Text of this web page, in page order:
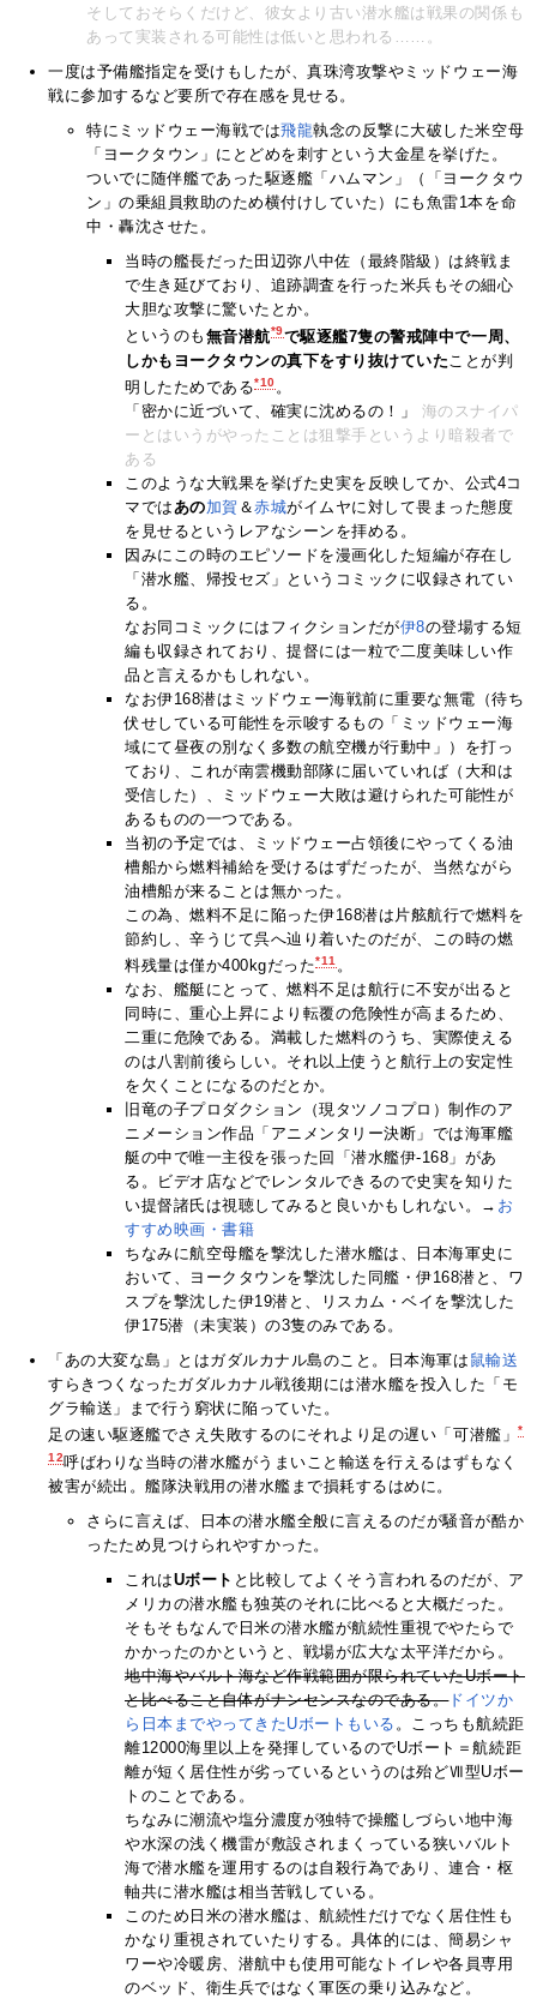
そしておそらくだけど、彼女より古い潜水艦は戦果の関係も
あって実装される可能性は低いと思われる……。
一度は予備艦指定を受けもしたが、真珠湾攻撃やミッドウェー海
戦に参加するなど要所で存在感を見せる。
特にミッドウェー海戦では飛龍執念の反撃に大破した米空母
「ヨークタウン」にとどめを刺すという大金星を挙げた。
ついでに随伴艦であった駆逐艦「ハムマン」（「ヨークタウ
ン」の乗組員救助のため横付けしていた）にも魚雷1本を命
中・轟沈させた。
当時の艦長だった田辺弥八中佐（最終階級）は終戦ま
で生き延びており、追跡調査を行った米兵もその細心
大胆な攻撃に驚いたとか。
というのも 無音潜航*9で駆逐艦7隻の警戒陣中で一周、
しかもヨークタウンの真下をすり抜けていた ことが判
明したためである*10。
「密かに近づいて、確実に沈めるの！」 海のスナイパ
ーとはいうがやったことは狙撃手というより暗殺者で
ある
このような大戦果を挙げた史実を反映してか、公式4コ
マでは あの加賀 ＆赤城がイムヤに対して畏まった態度
を見せるというレアなシーンを拝める。
因みにこの時のエピソードを漫画化した短編が存在し
「潜水艦、帰投セズ」というコミックに収録されてい
る。
なお同コミックにはフィクションだが伊8の登場する短
編も収録されており、提督には一粒で二度美味しい作
品と言えるかもしれない。
なお伊168潜はミッドウェー海戦前に重要な無電（待ち
伏せしている可能性を示唆するもの「ミッドウェー海
域にて昼夜の別なく多数の航空機が行動中」）を打っ
ており、これが南雲機動部隊に届いていれば（大和は
受信した）、ミッドウェー大敗は避けられた可能性が
あるものの一つである。
当初の予定では、ミッドウェー占領後にやってくる油
槽船から燃料補給を受けるはずだったが、当然ながら
油槽船が来ることは無かった。
この為、燃料不足に陥った伊168潜は片舷航行で燃料を
節約し、辛うじて呉へ辿り着いたのだが、この時の燃
料残量は僅か400kgだった*11 。
なお、艦艇にとって、燃料不足は航行に不安が出ると
同時に、重心上昇により転覆の危険性が高まるため、
二重に危険である。満載した燃料のうち、実際使える
のは八割前後らしい。それ以上使うと航行上の安定性
を欠くことになるのだとか。
旧竜の子プロダクション（現タツノコプロ）制作のア
ニメーション作品「アニメンタリー決断」では海軍艦
艇の中で唯一主役を張った回「潜水艦伊-168」があ
る。ビデオ店などでレンタルできるので史実を知りた
い提督諸氏は視聴してみると良いかもしれない。→ お
すすめ映画・書籍
ちなみに航空母艦を撃沈した潜水艦は、日本海軍史に
おいて、ヨークタウンを撃沈した同艦・伊168潜と、ワ
スプを撃沈した伊19潜と、リスカム・ベイを撃沈した
伊175潜（未実装）の3隻のみである。
「あの大変な島」とはガダルカナル島のこと。日本海軍は 鼠輸送
すらきつくなったガダルカナル戦後期には潜水艦を投入した「モ
グラ輸送」まで行う窮状に陥っていた。
足の速い駆逐艦でさえ失敗するのにそれより足の遅い「可潜艦」*
12呼ばわりな当時の潜水艦がうまいこと輸送を行えるはずもなく
被害が続出。艦隊決戦用の潜水艦まで損耗するはめに。
さらに言えば、日本の潜水艦全般に言えるのだが騒音が酷か
ったため見つけられやすかった。
これはUボート と比較してよくそう言われるのだが、ア
メリカの潜水艦も独英のそれに比べると大概だった。
そもそもなんで日米の潜水艦が航続性重視でやたらで
かかったのかというと、戦場が広大な太平洋だから。
地中海やバルト海など作戦範囲が限られていたUボート
と比べること自体がナンセンスなのである。ドイツか
ら日本までやってきたUボートもいる 。こっちも航続距
離12000海里以上を発揮しているのでUボート＝航続距
離が短く居住性が劣っているというのは殆どⅦ型Uボー
トのことである。
ちなみに潮流や塩分濃度が独特で操艦しづらい地中海
や水深の浅く機雷が敷設されまくっている狭いバルト
海で潜水艦を運用するのは自殺行為であり、連合・枢
軸共に潜水艦は相当苦戦している。
このため日米の潜水艦は、航続性だけでなく居住性も
かなり重視されていたりする。具体的には、簡易シャ
ワーや冷暖房、潜航中も使用可能なトイレや各員専用
のベッド、衛生兵ではなく軍医の乗り込みなど。